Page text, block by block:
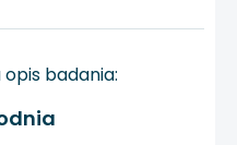
badania: